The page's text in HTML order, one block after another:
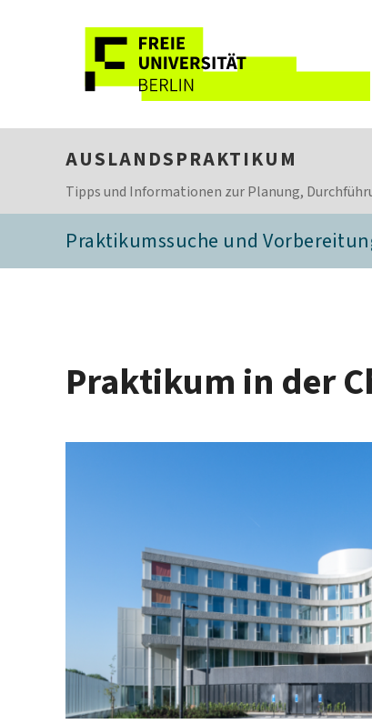
AUSLANDSPRAKTIKUM
Tipps und Informationen zur Planung,
Praktikumssuche und
Praktikum in der